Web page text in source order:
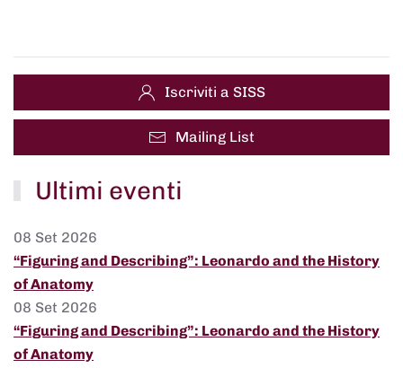
Iscriviti a SISS
Mailing List
Ultimi eventi
08 Set 2026
“Figuring and Describing”: Leonardo and the History
of Anatomy
08 Set 2026
“Figuring and Describing”: Leonardo and the History
of Anatomy